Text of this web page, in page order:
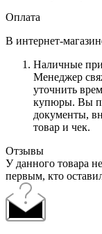
Оплата
В интернет-
Наличные при
Менеджер
уточнить
купюры. Вы
документы,
товар и чек.
Отзывы
У данного товара
первым, кто